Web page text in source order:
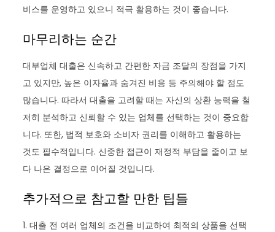
비스를 운영하고 있으니 적극 활용하는 것이 좋습니다.
마무리하는 순간
대부업체 대출은 신속하고 간편한 자금 조달의 장점을 가지
고 있지만, 높은 이자율과 숨겨진 비용 등 주의해야 할 점도
많습니다. 따라서 대출을 고려할 때는 자신의 상환 능력을 철
저히 분석하고 신뢰할 수 있는 업체를 선택하는 것이 중요합
니다. 또한, 법적 보호와 소비자 권리를 이해하고 활용하는
것도 필수적입니다. 신중한 접근이 재정적 부담을 줄이고 보
다 나은 결정으로 이어질 것입니다.
추가적으로 참고할 만한 팁들
1. 대출 전 여러 업체의 조건을 비교하여 최적의 상품을 선택